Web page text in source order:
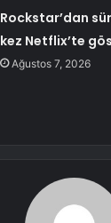
Rockstar’dan
kez Netflix’te
Ağustos 7, 2026